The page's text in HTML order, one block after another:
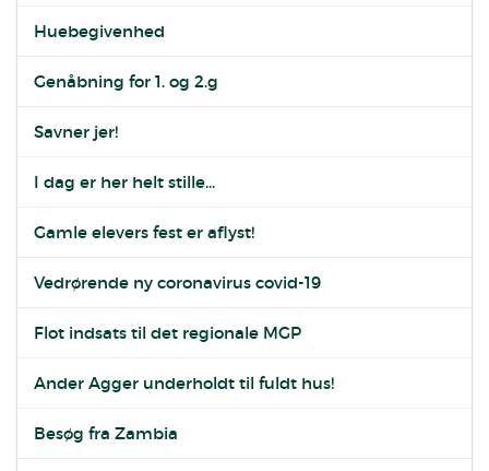
Huebegivenhed
Genåbning for 1. og 2.g
Savner jer!
I dag er her helt stille...
Gamle elevers fest er aflyst!
Vedrørende ny coronavirus covid-19
Flot indsats til det regionale MGP
Ander Agger underholdt til fuldt hus!
Besøg fra Zambia